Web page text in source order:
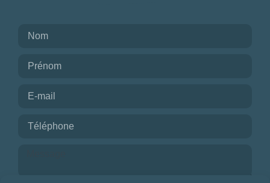
NOTE
OUVERTURE